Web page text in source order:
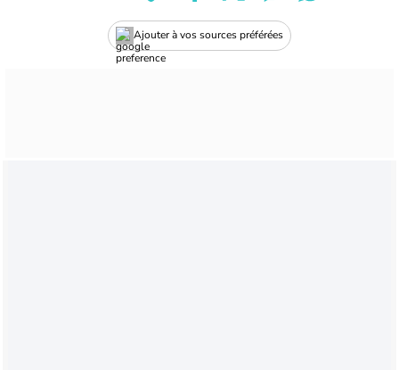
Ajouter à vos sources préférées